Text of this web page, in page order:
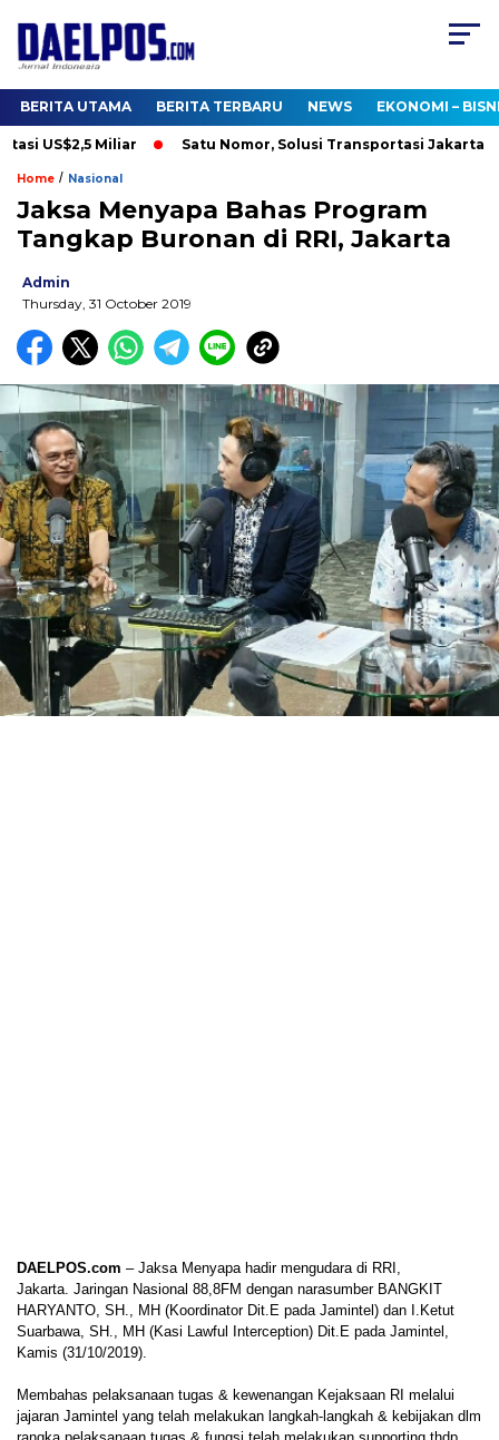
BERITA UTAMA BERITA TERBARU NEWS EKONOMI –
US$2,5 Miliar Satu Nomor, Solusi Transportasi Jakarta,
Home / Nasional
Jaksa Menyapa Bahas Program
Tangkap Buronan di RRI, Jakarta
Admin
Thursday, 31 October 2019
DAELPOS.com – Jaksa Menyapa hadir mengudara di RRI,
Jakarta. Jaringan Nasional 88,8FM dengan narasumber BANGKIT
HARYANTO, SH., MH (Koordinator Dit.E pada Jamintel) dan I.Ketut
Suarbawa, SH., MH (Kasi Lawful Interception) Dit.E pada Jamintel,
Kamis (31/10/2019).
Membahas pelaksanaan tugas & kewenangan Kejaksaan RI melalui
jajaran Jamintel yang telah melakukan langkah-langkah & kebijakan dlm